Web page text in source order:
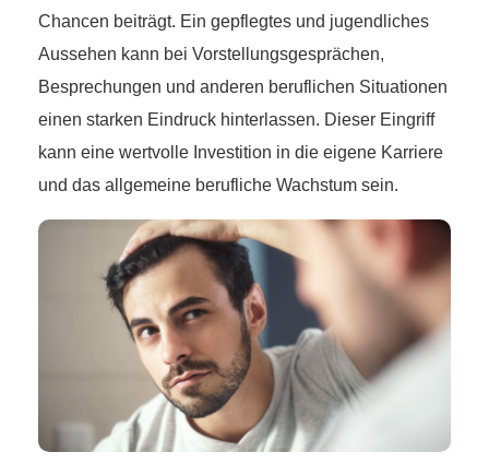
Chancen beiträgt. Ein gepflegtes und jugendliches
Aussehen kann bei Vorstellungsgesprächen,
Besprechungen und anderen beruflichen Situationen
einen starken Eindruck hinterlassen. Dieser Eingriff
kann eine wertvolle Investition in die eigene Karriere
und das allgemeine berufliche Wachstum sein.